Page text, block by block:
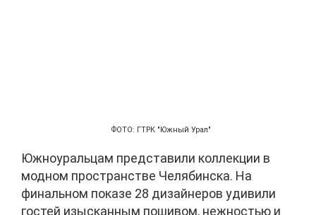
ФОТО: ГТРК "Южный Урал"
Южноуральцам представили коллекции в
модном пространстве Челябинска. На
финальном показе 28 дизайнеров удивили
гостей изысканным пошивом, нежностью и